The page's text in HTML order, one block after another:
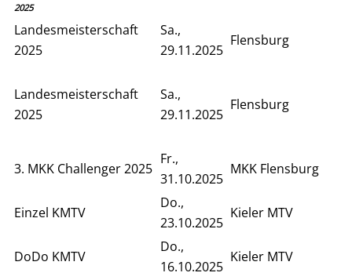
2025
Landesmeisterschaft
2025
Sa.,
29.11.2025
Flensburg
Landesmeisterschaft
2025
Sa.,
29.11.2025
Flensburg
3. MKK Challenger 2025
Fr.,
31.10.2025
MKK Flensburg
Einzel KMTV
Do.,
23.10.2025
Kieler MTV
DoDo KMTV
Do.,
16.10.2025
Kieler MTV